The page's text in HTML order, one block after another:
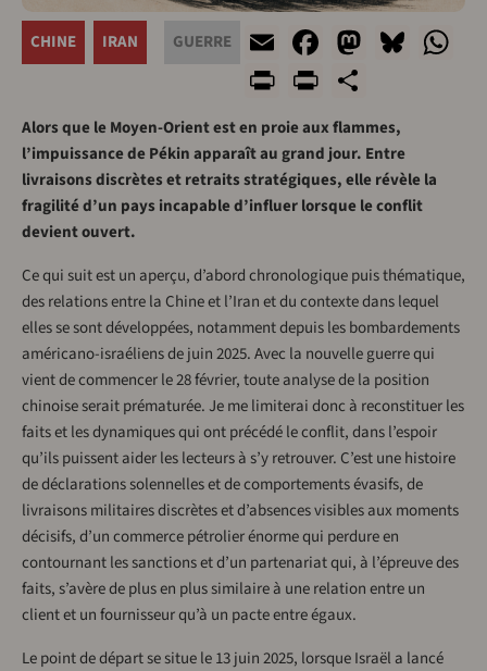
CHINE IRAN GUERRE EmailFacebook
Print
Alors que le Moyen-Orient est en proie aux flammes,
l’impuissance de Pékin apparaît au grand jour. Entre
livraisons discrètes et retraits stratégiques, elle révèle la
fragilité d’un pays incapable d’influer lorsque le conflit
devient ouvert.
Ce qui suit est un aperçu, d’abord chronologique puis thématique,
des relations entre la Chine et l’Iran et du contexte dans lequel
elles se sont développées, notamment depuis les bombardements
américano-israéliens de juin 2025. Avec la nouvelle guerre qui
vient de commencer le 28 février, toute analyse de la position
chinoise serait prématurée. Je me limiterai donc à reconstituer les
faits et les dynamiques qui ont précédé le conflit, dans l’espoir
qu’ils puissent aider les lecteurs à s’y retrouver. C’est une histoire
de déclarations solennelles et de comportements évasifs, de
livraisons militaires discrètes et d’absences visibles aux moments
décisifs, d’un commerce pétrolier énorme qui perdure en
contournant les sanctions et d’un partenariat qui, à l’épreuve des
faits, s’avère de plus en plus similaire à une relation entre un
client et un fournisseur qu’à un pacte entre égaux.
Le point de départ se situe le 13 juin 2025, lorsque Israël a lancé